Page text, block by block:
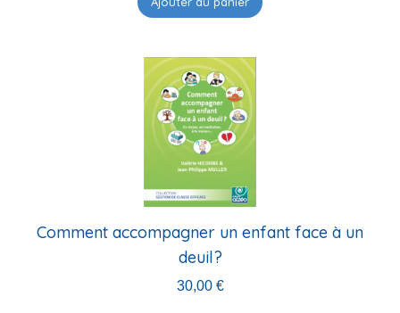
Comment accompagner un enfant face à un
deuil?
30,00 €